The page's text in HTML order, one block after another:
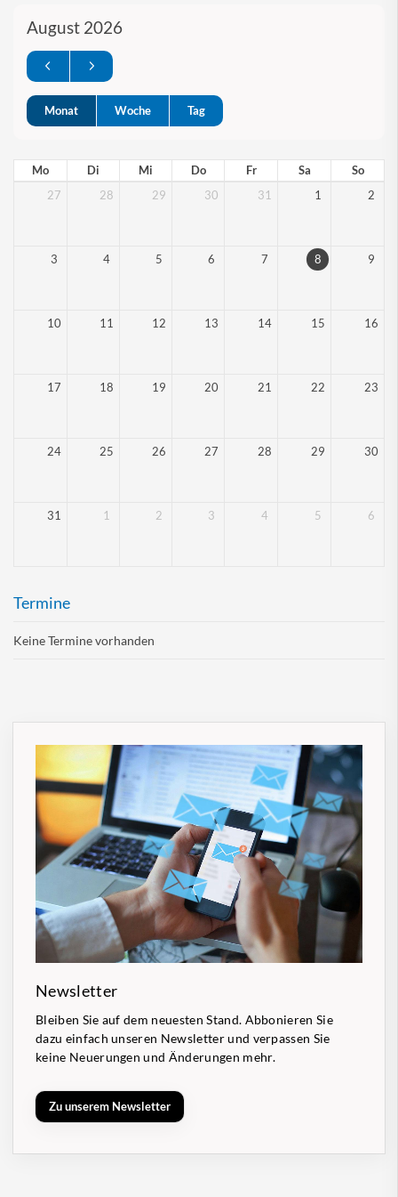
August 2026
Monat Woche Tag
Mo Di Mi Do Fr Sa
So
27
28 29 30 31 1 2
3 4 5 6 7 8 9
10 11 12 13 14 15 16
17 18 19 20 21 22 23
24 25 26 27 28 29 30
31 1 2 3 4 5 6
Termine
Keine Termine vorhanden
Newsletter
Bleiben Sie auf dem neuesten Stand. Abbonieren Sie
dazu einfach unseren Newsletter und verpassen Sie
keine Neuerungen und Änderungen mehr.
Zu unserem Newsletter